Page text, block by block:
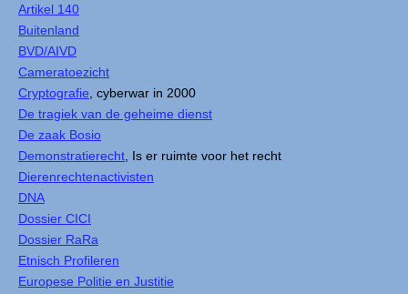
Artikel 140
Buitenland
BVD/AIVD
Cameratoezicht
Cryptografie , cyberwar in 2000
De tragiek van de geheime dienst
De zaak Bosio
Demonstratierecht , Is er ruimte voor het recht
Dierenrechtenactivisten
DNA
Dossier CICI
Dossier RaRa
Etnisch Profileren
Europese Politie en Justitie